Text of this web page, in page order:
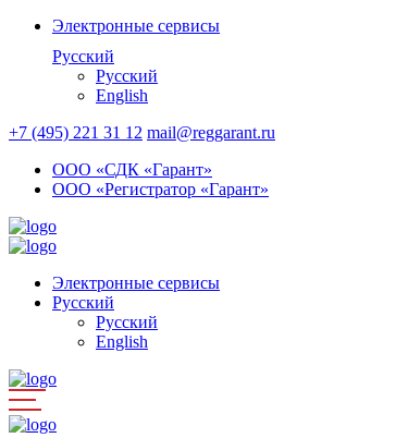
Электронные сервисы
Русский
Русский
English
+7 (495) 221 31 12 mail@reggarant.ru
ООО «СДК «Гарант»
ООО «Регистратор «Гарант»
Электронные сервисы
Русский
Русский
English